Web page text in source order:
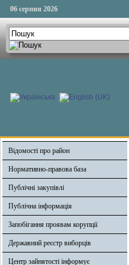
06 серпня 2026
Відомості про район
Нормативно-правова база
Публічні закупівлі
Публічна інформація
Запобігання проявам корупції
Державний реєстр виборців
Центр зайнятості інформує